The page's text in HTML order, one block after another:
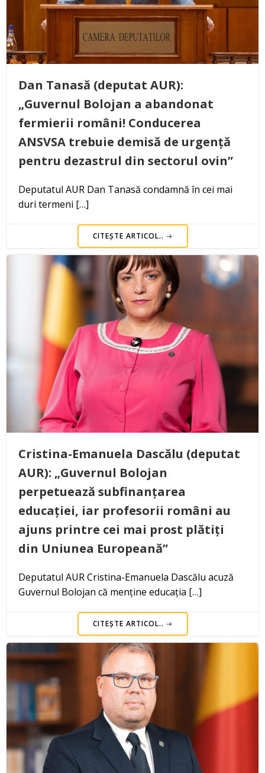
Dan Tanasă (deputat AUR):
„Guvernul Bolojan a abandonat
fermierii români! Conducerea
ANSVSA trebuie demisă de urgență
pentru dezastrul din sectorul ovin”
Deputatul AUR Dan Tanasă condamnă în cei mai
duri termeni […]
CITEȘTE ARTICOL..
Cristina-Emanuela Dascălu (deputat
AUR): „Guvernul Bolojan
perpetuează subfinanțarea
educației, iar profesorii români au
ajuns printre cei mai prost plătiți
din Uniunea Europeană”
Deputatul AUR Cristina-Emanuela Dascălu acuză
Guvernul Bolojan că menține educația […]
CITEȘTE ARTICOL..